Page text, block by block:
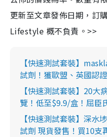
更新至文章發佈日期，訂
Lifestyle 概不負責。>>
【快速測試套裝】
試劑！獲歐盟、英國認
【快速測試套裝】20
覽！低至$9.9/盒！屈
【快速測試套裝】深水
試劑 現貨發售！買10支